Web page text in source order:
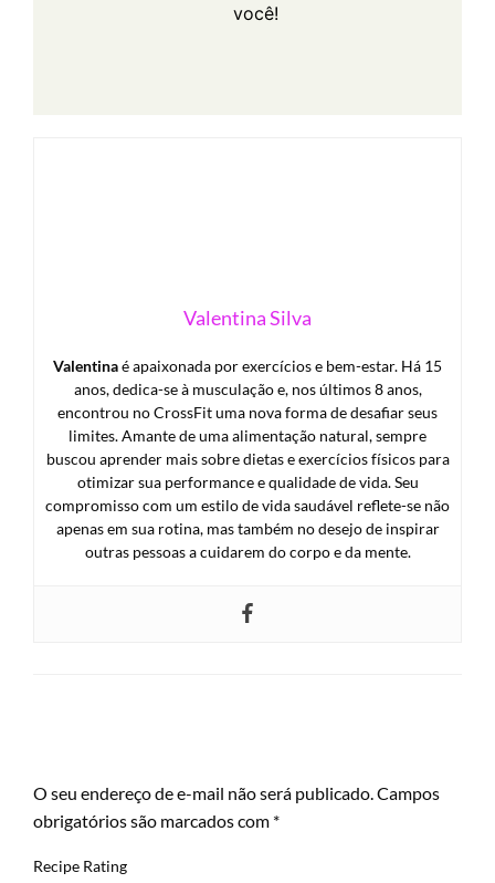
você!
Valentina Silva
Valentinaé apaixonada por exercícios e bem-estar. Há 15
anos, dedica-se à musculação e, nos últimos 8 anos,
encontrou no CrossFit uma nova forma de desafiar seus
limites. Amante de uma alimentação natural, sempre
buscou aprender mais sobre dietas e exercícios físicos para
otimizar sua performance e qualidade de vida. Seu
compromisso com um estilo de vida saudável reflete-se não
apenas em sua rotina, mas também no desejo de inspirar
outras pessoas a cuidarem do corpo e da mente.
O seu endereço de e-mail não será publicado.Campos
obrigatórios são marcados com *
Recipe Rating